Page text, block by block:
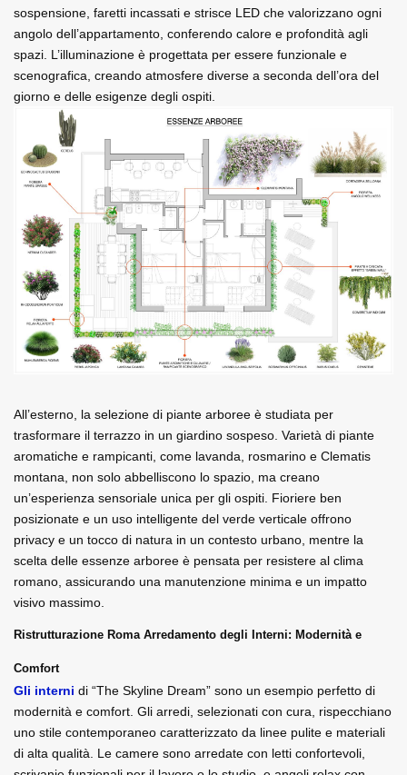
sospensione, faretti incassati e strisce LED che valorizzano ogni
angolo dell’appartamento, conferendo calore e profondità agli
spazi. L’illuminazione è progettata per essere funzionale e
scenografica, creando atmosfere diverse a seconda dell’ora del
giorno e delle esigenze degli ospiti.
All’esterno, la selezione di piante arboree è studiata per
trasformare il terrazzo in un giardino sospeso. Varietà di piante
aromatiche e rampicanti, come lavanda, rosmarino e Clematis
montana, non solo abbelliscono lo spazio, ma creano
un’esperienza sensoriale unica per gli ospiti. Fioriere ben
posizionate e un uso intelligente del verde verticale offrono
privacy e un tocco di natura in un contesto urbano, mentre la
scelta delle essenze arboree è pensata per resistere al clima
romano, assicurando una manutenzione minima e un impatto
visivo massimo.
Ristrutturazione Roma Arredamento degli Interni: Modernità e
Comfort
Gli interni di “The Skyline Dream” sono un esempio perfetto di
modernità e comfort. Gli arredi, selezionati con cura, rispecchiano
uno stile contemporaneo caratterizzato da linee pulite e materiali
di alta qualità. Le camere sono arredate con letti confortevoli,